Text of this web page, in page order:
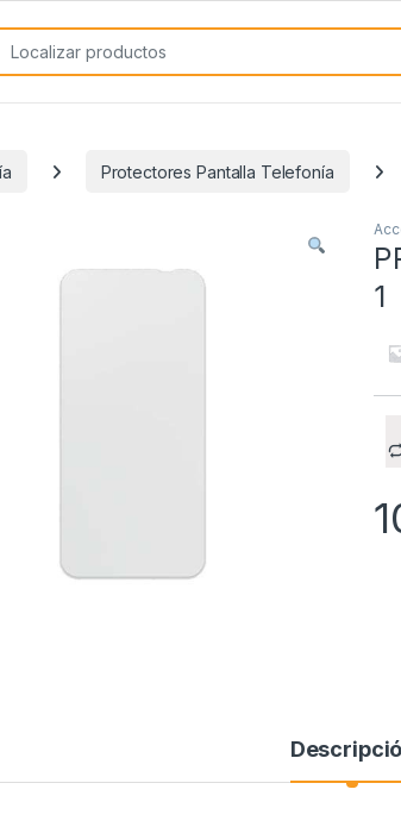
for:
Protectores Pantalla Telefonía
1